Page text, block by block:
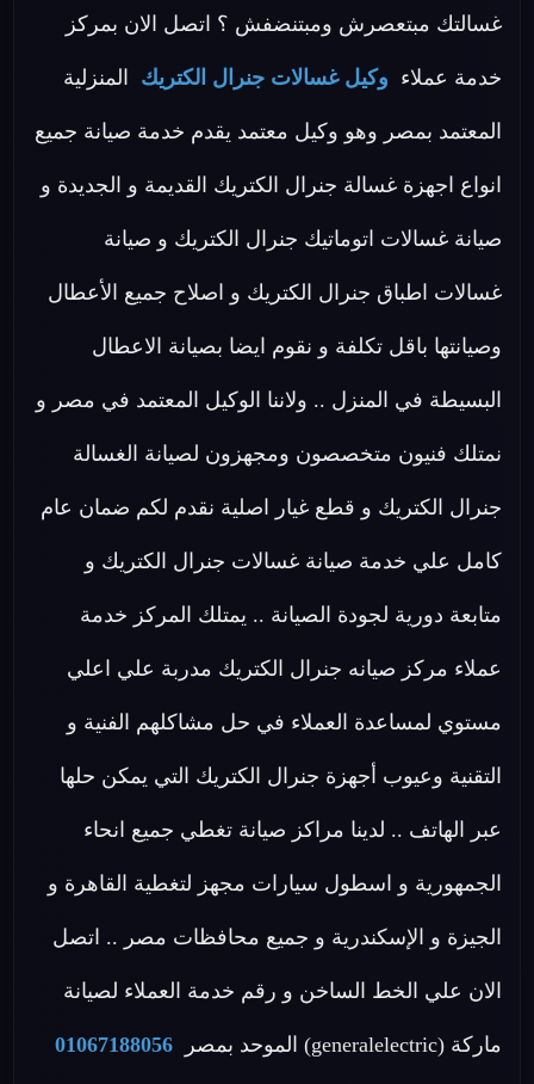
غسالتك مبتعصرش ومبتنضفش ؟ اتصل الان بمركز
خدمة عملاء وكيل غسالات جنرال الكتريك المنزلية
المعتمد بمصر وهو وكيل معتمد يقدم خدمة صيانة جميع
انواع اجهزة غسالة جنرال الكتريك القديمة و الجديدة و
صيانة غسالات اتوماتيك جنرال الكتريك و صيانة
غسالات اطباق جنرال الكتريك و اصلاح جميع الأعطال
وصيانتها باقل تكلفة و نقوم ايضا بصيانة الاعطال
البسيطة في المنزل .. ولاننا الوكيل المعتمد في مصر و
نمتلك فنيون متخصصون ومجهزون لصيانة الغسالة
جنرال الكتريك و قطع غيار اصلية نقدم لكم ضمان عام
كامل علي خدمة صيانة غسالات جنرال الكتريك و
متابعة دورية لجودة الصيانة .. يمتلك المركز خدمة
عملاء مركز صيانه جنرال الكتريك مدربة علي اعلي
مستوي لمساعدة العملاء في حل مشاكلهم الفنية و
التقنية وعيوب أجهزة جنرال الكتريك التي يمكن حلها
عبر الهاتف .. لدينا مراكز صيانة تغطي جميع انحاء
الجمهورية و اسطول سيارات مجهز لتغطية القاهرة و
الجيزة و الإسكندرية و جميع محافظات مصر .. اتصل
الان علي الخط الساخن و رقم خدمة العملاء لصيانة
ماركة (generalelectric) الموحد بمصر 01067188056